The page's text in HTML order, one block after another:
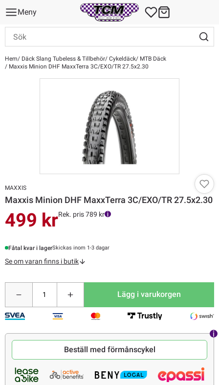
Meny
Hem Däck Slang Tubeless & Tillbehör Cykeldäck
MTB Däck
Maxxis Minion DHF MaxxTerra 3C/EXO/TR 27.5x2.30
MAXXIS
Maxxis Minion DHF MaxxTerra 3C/EXO/TR 27.5x2.30
499 krRek. pris 789 kr
Fåtal kvar i lagerSkickas inom 1-3 dagar
Se om varan finns i butik
Lägg i varukorgen
Beställ med förmånscykel